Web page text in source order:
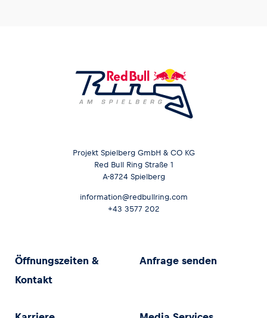
Projekt Spielberg GmbH & CO KG
Red Bull Ring Straße 1
A-8724 Spielberg
information@redbullring.com
+43 3577 202
Öffnungszeiten &
Kontakt
Anfrage senden